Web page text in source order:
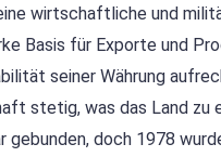
wirtschaftliche und
Basis für Exporte und
seiner Währung
stetig, was das Land zu
gebunden, doch 1978